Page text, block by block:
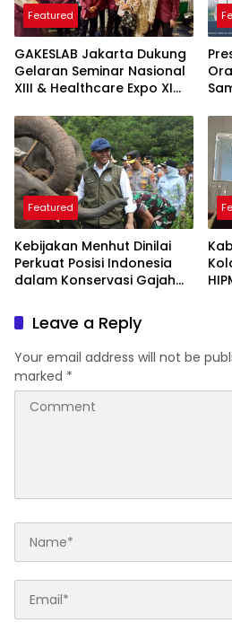
Featured
GAKESLAB Jakarta Dukung
Gelaran Seminar Nasional
XIII & Healthcare Expo XI
Featured
Kebijakan Menhut Dinilai
Perkuat Posisi Indonesia
dalam Konservasi Gajah
Leave a Reply
Your email address will not be
marked *